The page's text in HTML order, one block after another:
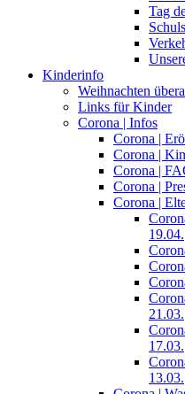
Tag
Kinderinfo
Weihnachten
Links für Kinder
Corona | Infos
Corona |
Corona |
Corona |
Corona |
Corona |
19.04.
21.03.
17.03.
13.03.